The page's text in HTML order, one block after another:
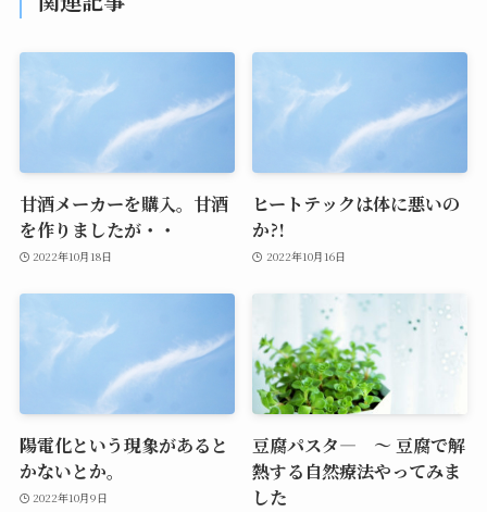
甘酒メーカーを購入。甘酒
を作りましたが・・
2022年10月18日
ヒートテックは体に悪いの
か?!
2022年10月16日
陽電化という現象があると
かないとか。
2022年10月9日
豆腐パスタ― ～ 豆腐で解
熱する自然療法やってみま
した